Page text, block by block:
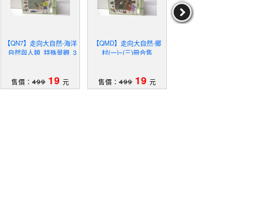
【QN7】走向大自然-海洋
_自然與人類_特殊景觀_3
售價：499 19 元
【QMD】走向大自然-鄉
村(一)~(三)冊合售
售價：499 19 元